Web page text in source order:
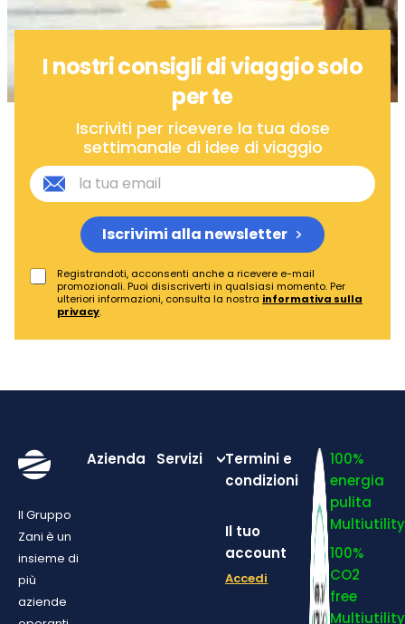
I nostri consigli di viaggio solo
per te
Iscriviti per ricevere la tua dose
settimanale di idee di viaggio
Registrandoti, acconsenti anche a ricevere e-mail
promozionali. Puoi disiscriverti in qualsiasi momento. Per
ulteriori informazioni, consulta la nostra informativa sulla
privacy.
Iscrivimi alla newsletter
Il Gruppo
Zani è un
insieme di
più
aziende
Azienda Servizi
Termini e
condizioni
Il tuo
account
Accedi
100%
energia
pulita
Multiutility
100%
CO2
free
Multiutility